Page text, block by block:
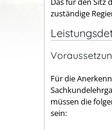
zuständige
Für die
müssen die
sein: